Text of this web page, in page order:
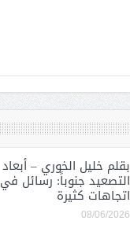
بقلم خليل الخوري – أبعاد
التصعيد جنوباً: رسائل في
اتجاهات كثيرة
08/06/2026